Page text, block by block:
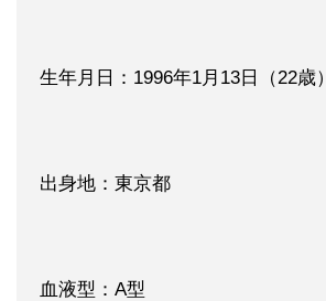
生年月日：1996年1月13日（22歳）
出身地：東京都
血液型：A型